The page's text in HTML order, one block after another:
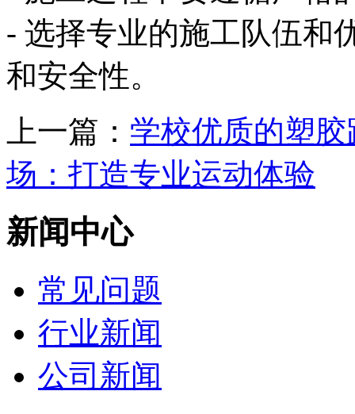
- 选择专业的施工队伍和
和安全性。
上一篇： 学校优质的塑胶
场：打造专业运动体验
新闻中心
常见问题
行业新闻
公司新闻